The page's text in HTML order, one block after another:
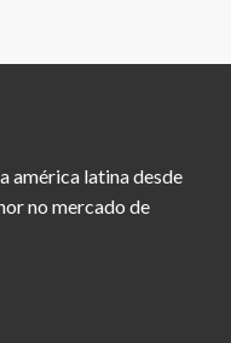
américa latina desde
no mercado de